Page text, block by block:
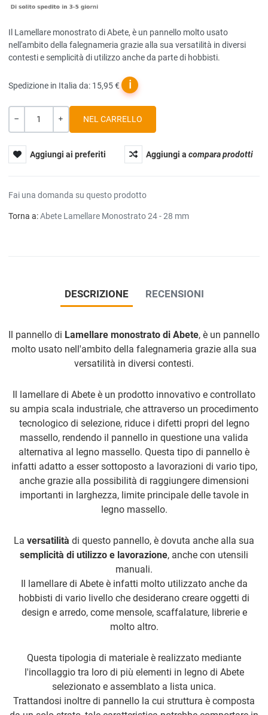
Il Lamellare monostrato di Abete, è un pannello molto usato
nell'ambito della falegnameria grazie alla sua versatilità in diversi
contesti e semplicità di utilizzo anche da parte di hobbisti.
Spedizione in Italia da: 15,95 € ℹ
Quantità
Aggiungi ai preferiti Aggiungi acompara prodotti
Fai una domanda su questo prodotto
Torna a:Abete Lamellare Monostrato 24 - 28 mm
DESCRIZIONE RECENSIONI
Il pannello di Lamellare monostrato di Abete, è un pannello
molto usato nell'ambito della falegnameria grazie alla sua
versatilità in diversi contesti.
Il lamellare di Abete è un prodotto innovativo e controllato
su ampia scala industriale, che attraverso un procedimento
tecnologico di selezione, riduce i difetti propri del legno
massello, rendendo il pannello in questione una valida
alternativa al legno massello. Questa tipo di pannello è
infatti adatto a esser sottoposto a lavorazioni di vario tipo,
anche grazie alla possibilità di raggiungere dimensioni
importanti in larghezza, limite principale delle tavole in
legno massello.
La versatilità di questo pannello, è dovuta anche alla sua
semplicità di utilizzo e lavorazione, anche con utensili
manuali.
Il lamellare di Abete è infatti molto utilizzato anche da
hobbisti di vario livello che desiderano creare oggetti di
design e arredo, come mensole, scaffalature, librerie e
molto altro.
Questa tipologia di materiale è realizzato mediante
l'incollaggio tra loro di più elementi in legno di Abete
selezionato e assemblato a lista unica.
Trattandosi inoltre di pannello la cui struttura è composta